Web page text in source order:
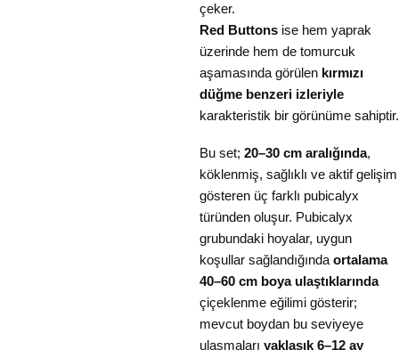
çeker.
Red Buttons ise hem yaprak
üzerinde hem de tomurcuk
aşamasında görülen kırmızı
düğme benzeri izleriyle
karakteristik bir görünüme sahiptir.
Bu set; 20–30 cm aralığında,
köklenmiş, sağlıklı ve aktif gelişim
gösteren üç farklı pubicalyx
türünden oluşur. Pubicalyx
grubundaki hoyalar, uygun
koşullar sağlandığında ortalama
40–60 cm boya ulaştıklarında
çiçeklenme eğilimi gösterir;
mevcut boydan bu seviyeye
ulaşmaları yaklaşık 6–12 ay